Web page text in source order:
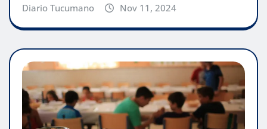
Diario Tucumano Nov 11, 2024